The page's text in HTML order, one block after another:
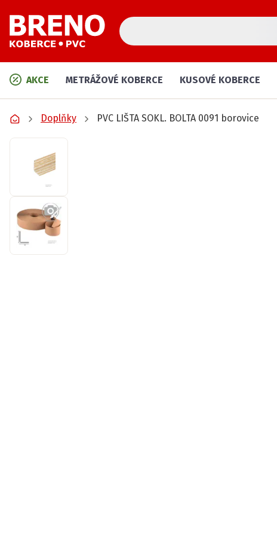
AKCE METRÁŽOVÉ KOBERCE KUSOVÉ KOBERCE
Doplňky PVC LIŠTA SOKL. BOLTA 0091 borovice